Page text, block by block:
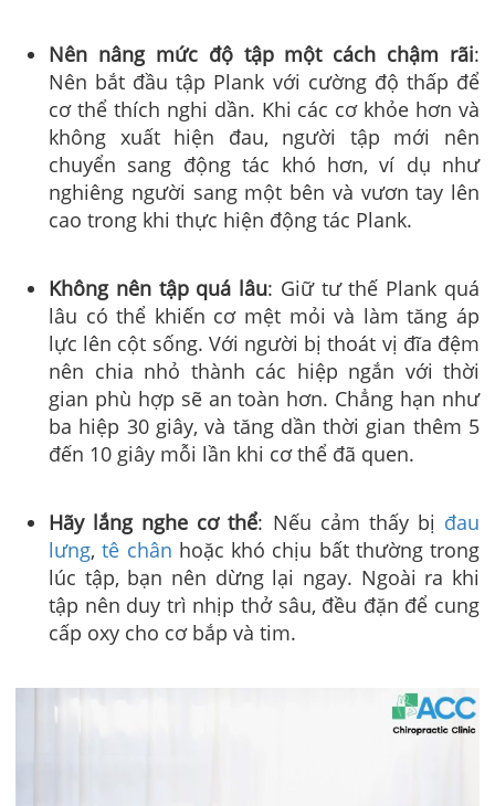
Nên nâng mức độ tập một cách chậm rãi:
Nên bắt đầu tập Plank với cường độ thấp để
cơ thể thích nghi dần. Khi các cơ khỏe hơn và
không xuất hiện đau, người tập mới nên
chuyển sang động tác khó hơn, ví dụ như
nghiêng người sang một bên và vươn tay lên
cao trong khi thực hiện động tác Plank.
Không nên tập quá lâu: Giữ tư thế Plank quá
lâu có thể khiến cơ mệt mỏi và làm tăng áp
lực lên cột sống. Với người bị thoát vị đĩa đệm
nên chia nhỏ thành các hiệp ngắn với thời
gian phù hợp sẽ an toàn hơn. Chẳng hạn như
ba hiệp 30 giây, và tăng dần thời gian thêm 5
đến 10 giây mỗi lần khi cơ thể đã quen.
Hãy lắng nghe cơ thể: Nếu cảm thấy bị đau
lưng,tê chân hoặc khó chịu bất thường trong
lúc tập, bạn nên dừng lại ngay. Ngoài ra khi
tập nên duy trì nhịp thở sâu, đều đặn để cung
cấp oxy cho cơ bắp và tim.